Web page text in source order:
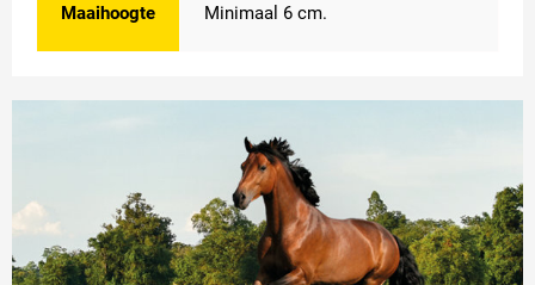
Maaihoogte Minimaal 6 cm.